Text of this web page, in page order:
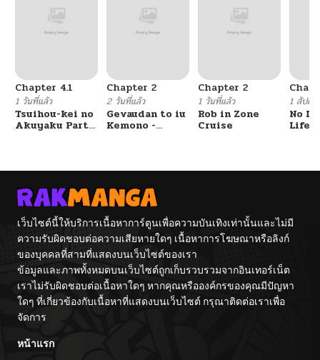
Chapter 4.1
1 วันที่แล้ว
Tsuihou-kei no
Akuyaku Party
Sareru Mae ni
Tsuihou
Shimashita.:
Skill o Ubau
“Steal” tte
Akuyakusugiru
kedo
Tsuyosugiru
Chapter 2
2 วันที่แล้ว
Gevaudan to iu
Kemono -
Ningen no
Monster wa,
Fukushuu no
Prison Break
wo
Kuwadateru-
Chapter 2
1 วันที่แล้ว
Rob in Zone
Cruise
1 สัปด
No
Life!!
เว็บไซต์นี้ให้บริการเนื้อหาการ์ตูนเพื่อความบันเทิงเท่านั้นและไม่มี
ความรับผิดชอบต่อความเสียหายใดๆ เนื้อหาการโฆษณาหรือลิงก์
ของบุคคลที่สามที่แสดงบนเว็บไซต์ของเรา
ข้อมูลและภาพทั้งหมดบนเว็บไซต์ถูกเก็บรวบรวมจากอินเทอร์เน็ต
เราไม่รับผิดชอบต่อเนื้อหาใดๆ หากคุณหรือองค์กรของคุณมีปัญหา
ใดๆ ที่เกี่ยวข้องกับเนื้อหาที่แสดงบนเว็บไซต์ กรุณาติดต่อเราเพื่อ
จัดการ
หน้าแรก